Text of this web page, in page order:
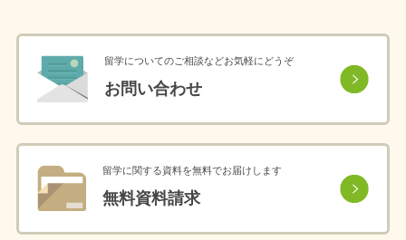
留学についてのご相談などお気軽にどうぞ
お問い合わせ
留学に関する資料を無料でお届けします
無料資料請求